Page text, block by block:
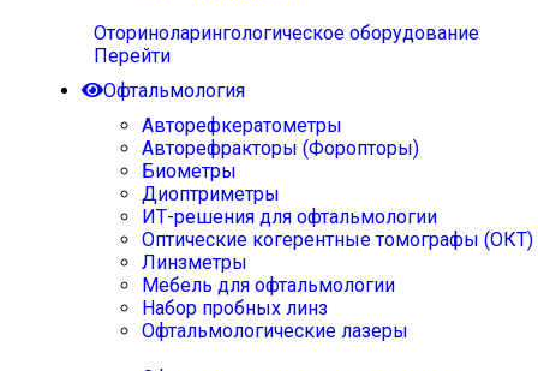
Оториноларингологическое оборудование
Перейти
Офтальмология
Авторефкератометры
Авторефракторы (Форопторы)
Биометры
Диоптриметры
ИТ-решения для офтальмологии
Оптические когерентные томографы (ОКТ)
Линзметры
Мебель для офтальмологии
Набор пробных линз
Офтальмологические лазеры